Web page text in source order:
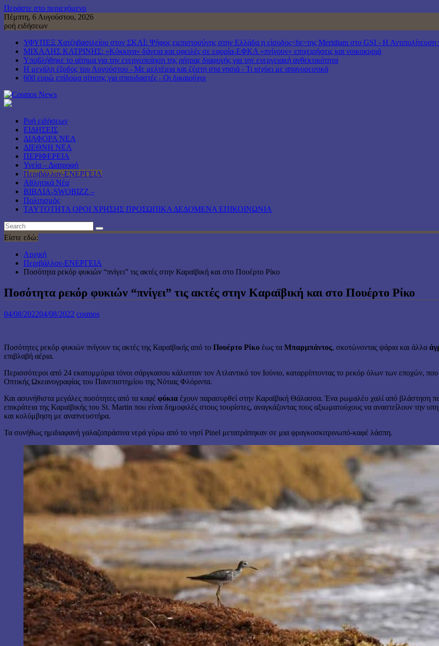
Περάστε στο περιεχόμενο
Πέμπτη, 6 Αυγούστου, 2026
ροή ειδήσεων
ΥΦΥΠΕΞ Χατζηβασιλείου στον ΣΚΑΪ: Ψήφος εμπιστοσύνης στην Ελλάδα η είσοδος<br>της Meridiam στο GSI - Η Αντιπολίτευση
ΜΙΧΑΛΗΣ ΚΑΤΡΙΝΗΣ: «Κόκκινα» δάνεια και οφειλές σε εφορία-ΕΦΚΑ «πνίγουν» επιχειρήσεις και νοικοκυριά
Υποβλήθηκε το αίτημα για την ενεργοποίηση της ρήτρας διαφυγής για την ενεργειακή ανθεκτικότητα
Η μεγάλη έξοδος του Αυγούστου - Με μελτέμια και ζέστη στα νησιά - Τι ισχύει με απαγορευτικά
600 ευρώ επίδομα σίτισης για σπουδαστές - Οι δικαιούχοι
Ροή ειδήσεων
ΕΙΔΗΣΕΙΣ
ΔΙΑΦΟΡΑ ΝΕΑ
ΔΙΕΘΝΗ ΝΕΑ
ΠΕΡΙΦΕΡΕΙΑ
Υγεία – Διατροφή
Περιβάλλον-ΕΝΕΡΓΕΙΑ
Αθλητικά Νέα
ΒΙΒΛΙΑ-SWOBIZZ –
Πολιτισμός
TAYTOTHTA ΟΡΟΙ ΧΡΗΣΗΣ ΠΡΟΣΩΠΙΚΑ ΔΕΔΟΜΕΝΑ ΕΠΙΚΟΙΝΩΝΙΑ
Είστε εδώ:
Αρχική
Περιβάλλον-ΕΝΕΡΓΕΙΑ
Ποσότητα ρεκόρ φυκιών “πνίγει” τις ακτές στην Καραϊβική και στο Πουέρτο Ρίκο
Ποσότητα ρεκόρ φυκιών “πνίγει” τις ακτές στην Καραϊβική και στο Πουέρτο Ρίκο
04/08/202204/08/2022 cosmos
Ποσότητες ρεκόρ φυκιών πνίγουν τις ακτές της Καραϊβικής από το Πουέρτο Ρίκο έως τα Μπαρμπάντος, σκοτώνοντας ψάρια και άλλα
επιβλαβή αέρια.
Περισσότεροι από 24 εκατομμύρια τόνοι σάργκασου κάλυπταν τον Ατλαντικό τον Ιούνιο, καταρρίπτοντας το ρεκόρ όλων των εποχών,
Οπτικής Ωκεανογραφίας του Πανεπιστημίου της Νότιας Φλόριντα.
Και ασυνήθιστα μεγάλες ποσότητες από τα καφέ φύκια έχουν παρασυρθεί στην Καραϊβική Θάλασσα. Ένα ρωμαλέο χαλί από βλάστηση
επικράτεια της Καραϊβικής του St. Martin που είναι δημοφιλές στους τουρίστες, αναγκάζοντας τους αξιωματούχους να αναστείλουν
και κολύμβηση με αναπνευστήρα.
Τα συνήθως ημιδιαφανή γαλαζοπράσινα νερά γύρω από το νησί Pinel μετατράπηκαν σε μια φραγκοσκιτρινωπό-καφέ λάσπη.